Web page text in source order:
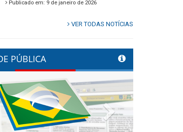
Publicado em: 9 de janeiro de 2026
VER TODAS NOTÍCIAS
PÚBLICA
Next